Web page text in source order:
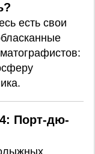
есть свои
Порт-дю-